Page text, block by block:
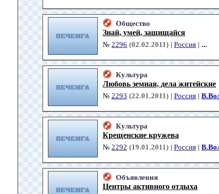
Общество
Знай, умей, защищайся
№ 2296 (02.02.2011) | Россия | ...
Культура
Любовь земная, дела житейские
№ 2293 (22.01.2011) | Россия |
Культура
Крещенские кружева
№ 2292 (19.01.2011) | Россия |
Объявления
Центры активного отдыха